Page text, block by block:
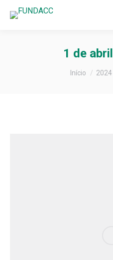
1 de
Você está
Início 2024